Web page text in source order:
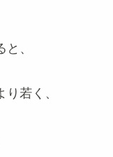
、
若く、